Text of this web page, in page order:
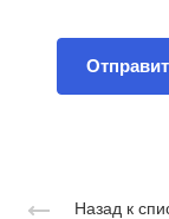
Назад к